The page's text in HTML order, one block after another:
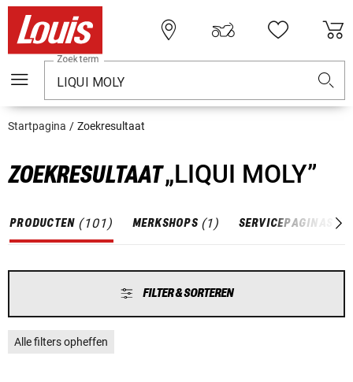
Zoekterm
Startpagina Zoekresultaat
ZOEKRESULTAAT„LIQUI MOLY”
PRODUCTEN (101) MERKSHOPS (1) SERVICEPAGINAS (5
FILTER & SORTEREN
Alle filters opheffen